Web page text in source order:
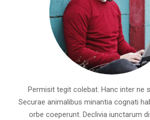
Permisit tegit colebat. Hanc inter ne
Securae animalibus minantia cognati
orbe coeperunt. Declivia iunctarum